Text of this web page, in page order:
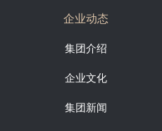
企业动态
集团介绍
企业文化
集团新闻